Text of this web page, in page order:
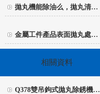
拋丸機能除油么，拋丸清…
金屬工件產品表面拋丸處…
相關資料
Q378雙吊鉤式拋丸除銹機…